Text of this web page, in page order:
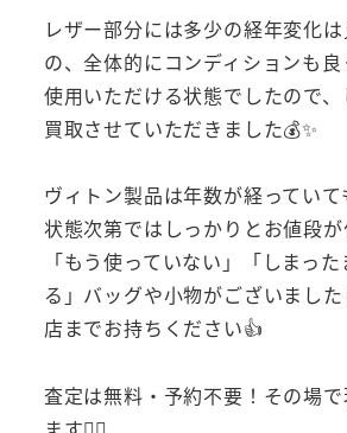
レザー部分には多少の経年変化
の、全体的にコンディションも
使用いただける状態でしたので
買取させていただきました💰✨
ヴィトン製品は年数が経っていて
状態次第ではしっかりとお値段が
「もう使っていない」「しまっ
る」バッグや小物がございまし
店までお持ちください👍
査定は無料・予約不要！その場